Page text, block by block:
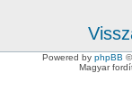
Powered by phpBB
Magyar